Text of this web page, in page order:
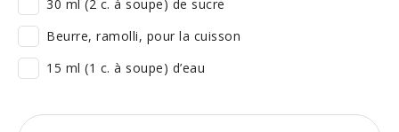
30 ml (2 c. à soupe) de sucre
Beurre, ramolli, pour la cuisson
15 ml (1 c. à soupe) d’eau